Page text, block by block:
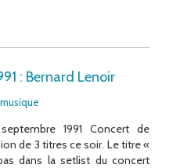
: Bernard Lenoir
1991 Concert de
de 3 titres ce soir. Le titre «
dans la setlist du concert